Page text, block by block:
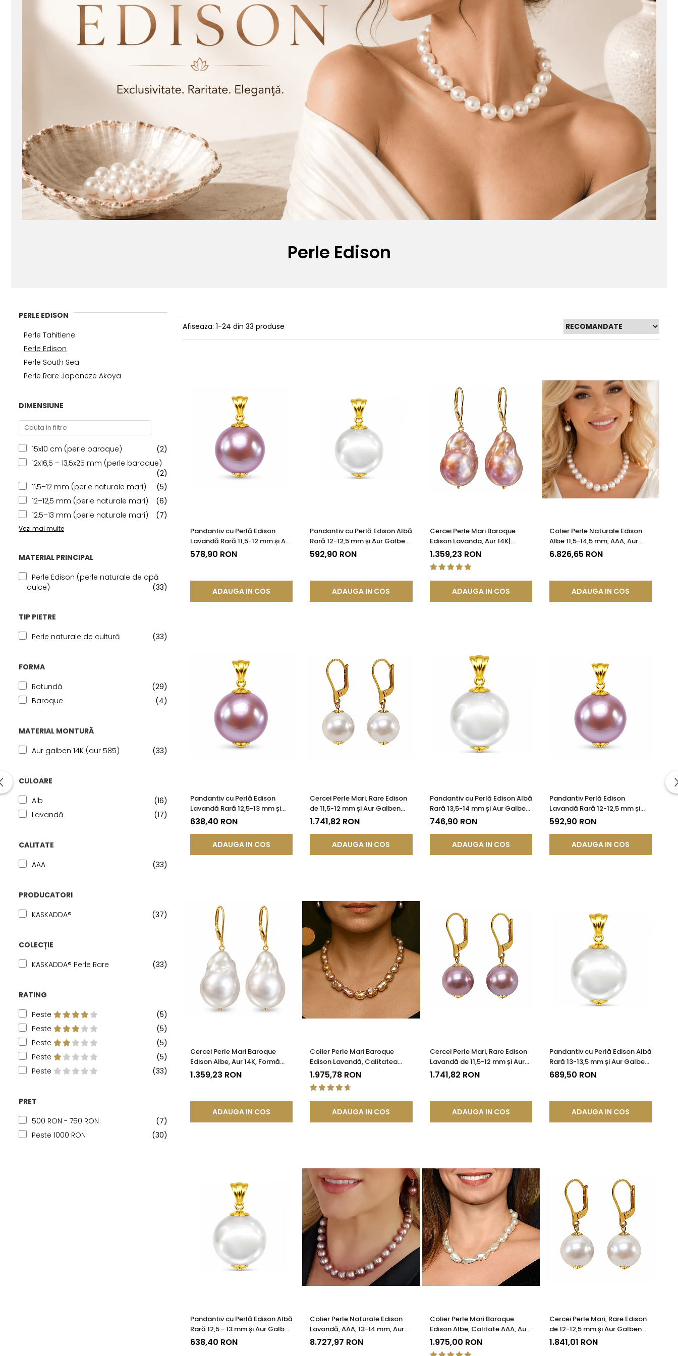
Seturi Perle cu Argint
Pandantive cu Perle
Perle Edison
PERLE EDISON
Perle Tahitiene
Perle Edison
Perle South Sea
Perle Rare Japoneze Akoya
DIMENSIUNE
15x10 cm (perle baroque)
(2)
12x16,5 – 13,5x25 mm (perle baroque)
(2)
11,5–12 mm (perle naturale mari)
(5)
12–12,5 mm (perle naturale mari)
(6)
12,5–13 mm (perle naturale mari)
(7)
Vezi mai multe
MATERIAL PRINCIPAL
Perle Edison (perle naturale de apă
dulce)
(33)
TIP PIETRE
Perle naturale de cultură
(33)
FORMA
Rotundă
(29)
Baroque
(4)
MATERIAL MONTURĂ
Aur galben 14K (aur 585)
(33)
CULOARE
Alb
(16)
Lavandă
(17)
CALITATE
AAA
(33)
PRODUCATORI
KASKADDA®
(37)
COLECȚIE
KASKADDA® Perle Rare
(33)
RATING
Peste
(5)
Peste
(5)
Peste
(5)
Peste
(5)
Peste
(33)
PRET
500 RON - 750 RON
(7)
Peste 1000 RON
(30)
Afiseaza: 1-24 din 33 produse
Pandantiv cu Perlă Edison
Lavandă Rară 11,5-12 mm și Aur
14K (aur 585) | KASKADDA®
578,90 RON
ADAUGA IN COS
Pandantiv cu Perlă Edison Albă
Rară 12-12,5 mm și Aur Galben
14K (aur 585) | KASKADDA®
592,90 RON
ADAUGA IN COS
Cercei Perle Mari Baroque
Edison Lavanda, Aur 14K|
KASKADDA®
1.359,23 RON
ADAUGA IN COS
Colier Perle Naturale Edison
Albe 11,5-14,5 mm, AAA, Aur
Galben 14K | KASKADDA®
6.826,65 RON
ADAUGA IN COS
Pandantiv cu Perlă Edison
Lavandă Rară 12,5-13 mm și
Aur Galben 14K (aur 585) |
638,40 RON
ADAUGA IN COS
Cercei Perle Mari, Rare Edison
de 11,5-12 mm și Aur Galben
14K, Bijuterie de Colecție|
1.741,82 RON
ADAUGA IN COS
Pandantiv cu Perlă Edison Albă
Rară 13,5-14 mm și Aur Galben
14K (aur 585) | KASKADDA®
746,90 RON
ADAUGA IN COS
Pandantiv Perlă Edison
Lavandă Rară 12-12,5 mm și
Aur 14K (aur 585) | KASKADDA®
592,90 RON
ADAUGA IN COS
Cercei Perle Mari Baroque
Edison Albe, Aur 14K, Formă
Organică | KASKADDA®
1.359,23 RON
ADAUGA IN COS
Colier Perle Mari Baroque
Edison Lavandă, Calitatea
AAA, Aur 14K | KASKADDA®
1.975,78 RON
ADAUGA IN COS
Cercei Perle Mari, Rare Edison
Lavandă de 11,5-12 mm și Aur
Galben 14K | KASKADDA®
1.741,82 RON
ADAUGA IN COS
Pandantiv cu Perlă Edison Albă
Rară 13-13,5 mm și Aur Galben
14K (aur 585) | KASKADDA®
689,50 RON
ADAUGA IN COS
Pandantiv cu Perlă Edison Albă
Rară 12,5 - 13 mm și Aur Galben
14K (aur 585) | KASKADDA®
638,40 RON
Colier Perle Naturale Edison
Lavandă, AAA, 13-14 mm, Aur
Alb 14K | KASKADDA®
8.727,97 RON
Colier Perle Mari Baroque
Edison Albe, Calitate AAA, Aur
14K | KASKADDA®
1.975,00 RON
Cercei Perle Mari, Rare Edison
de 12-12,5 mm și Aur Galben
14K, Rafinament Natural |
KASKADDA®
1.841,01 RON